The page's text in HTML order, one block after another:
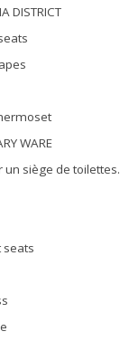
DISTRICT
WARE
siège de toilettes.
seats